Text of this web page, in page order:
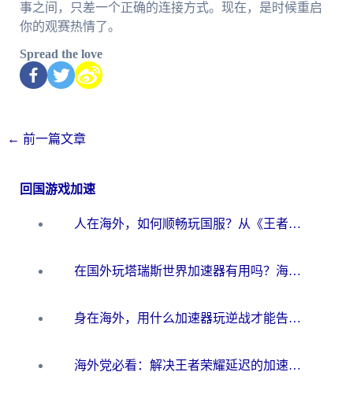
事之间，只差一个正确的连接方式。现在，是时候重启
你的观赛热情了。
Spread the love
← 前一篇文章
回国游戏加速
人在海外，如何顺畅玩国服？从《王者荣耀》到《云图计划》的加速器终极指南
在国外玩塔瑞斯世界加速器有用吗？海外玩家亲测后的真实答案
身在海外，用什么加速器玩逆战才能告别延迟？
海外党必看：解决王者荣耀延迟的加速器终极指南——从EVE到猫和老鼠，一个工具全搞定